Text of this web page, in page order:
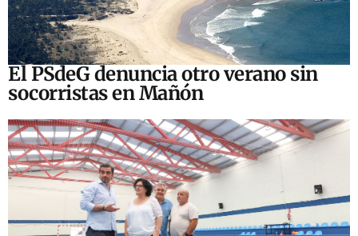
El PSdeG denuncia otro verano sin
socorristas en Mañón